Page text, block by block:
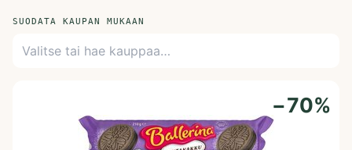
SUODATA KAUPAN MUKAAN
−70%